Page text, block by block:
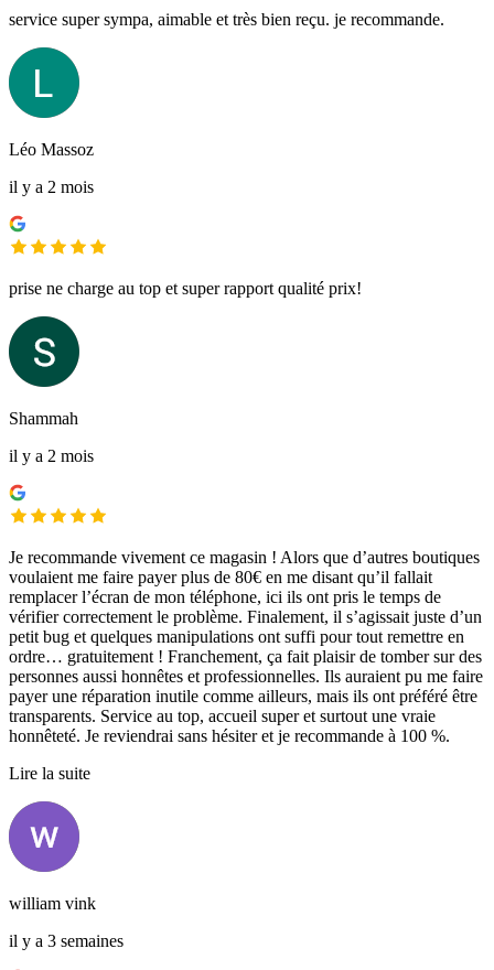
service super sympa, aimable et très bien reçu. je recommande.
Léo Massoz
il y a 2 mois
prise ne charge au top et super rapport qualité prix!
Shammah
il y a 2 mois
Je recommande vivement ce magasin ! Alors que d’autres boutiques
voulaient me faire payer plus de 80€ en me disant qu’il fallait
remplacer l’écran de mon téléphone, ici ils ont pris le temps de
vérifier correctement le problème. Finalement, il s’agissait juste d’un
petit bug et quelques manipulations ont suffi pour tout remettre en
ordre… gratuitement ! Franchement, ça fait plaisir de tomber sur des
personnes aussi honnêtes et professionnelles. Ils auraient pu me faire
payer une réparation inutile comme ailleurs, mais ils ont préféré être
transparents. Service au top, accueil super et surtout une vraie
honnêteté. Je reviendrai sans hésiter et je recommande à 100 %.
Lire la suite
william vink
il y a 3 semaines